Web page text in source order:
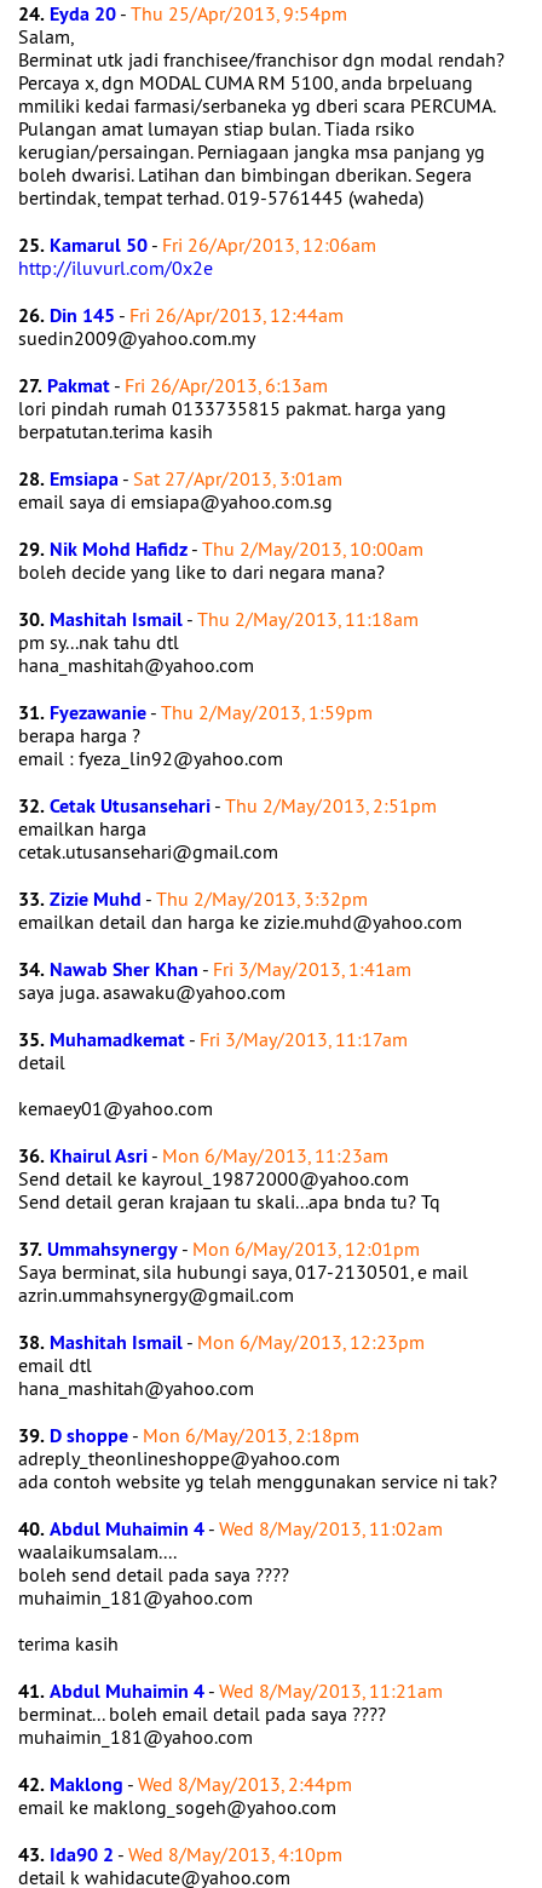
24. Eyda 20 - Thu 25/Apr/2013, 9:54pm
Salam,
Berminat utk jadi franchisee/franchisor dgn modal rendah?
Percaya x, dgn MODAL CUMA RM 5100, anda brpeluang
mmiliki kedai farmasi/serbaneka yg dberi scara PERCUMA.
Pulangan amat lumayan stiap bulan. Tiada rsiko
kerugian/persaingan. Perniagaan jangka msa panjang yg
boleh dwarisi. Latihan dan bimbingan dberikan. Segera
bertindak, tempat terhad. 019-5761445 (waheda)
25. Kamarul 50 - Fri 26/Apr/2013, 12:06am
http://iluvurl.com/0x2e
26. Din 145 - Fri 26/Apr/2013, 12:44am
suedin2009@yahoo.com.my
27. Pakmat - Fri 26/Apr/2013, 6:13am
lori pindah rumah 0133735815 pakmat. harga yang
berpatutan.terima kasih
28. Emsiapa - Sat 27/Apr/2013, 3:01am
email saya di emsiapa@yahoo.com.sg
29. Nik Mohd Hafidz - Thu 2/May/2013, 10:00am
boleh decide yang like to dari negara mana?
30. Mashitah Ismail - Thu 2/May/2013, 11:18am
pm sy...nak tahu dtl
hana_mashitah@yahoo.com
31. Fyezawanie - Thu 2/May/2013, 1:59pm
berapa harga ?
email : fyeza_lin92@yahoo.com
32.Cetak Utusansehari - Thu 2/May/2013, 2:51pm
emailkan harga
cetak.utusansehari@gmail.com
33.Zizie Muhd - Thu 2/May/2013, 3:32pm
emailkan detail dan harga ke zizie.muhd@yahoo.com
34. Nawab Sher Khan - Fri 3/May/2013, 1:41am
saya juga. asawaku@yahoo.com
35. Muhamadkemat - Fri 3/May/2013, 11:17am
detail
kemaey01@yahoo.com
36. Khairul Asri - Mon 6/May/2013, 11:23am
Send detail ke kayroul_19872000@yahoo.com
Send detail geran krajaan tu skali...apa bnda tu? Tq
37.Ummahsynergy - Mon 6/May/2013, 12:01pm
Saya berminat, sila hubungi saya, 017-2130501, e mail
azrin.ummahsynergy@gmail.com
38. Mashitah Ismail - Mon 6/May/2013, 12:23pm
email dtl
hana_mashitah@yahoo.com
39. D shoppe - Mon 6/May/2013, 2:18pm
adreply_theonlineshoppe@yahoo.com
ada contoh website yg telah menggunakan service ni tak?
40.Abdul Muhaimin 4 - Wed 8/May/2013, 11:02am
waalaikumsalam....
boleh send detail pada saya ????
muhaimin_181@yahoo.com
terima kasih
41.Abdul Muhaimin 4 - Wed 8/May/2013, 11:21am
berminat... boleh email detail pada saya ????
muhaimin_181@yahoo.com
42. Maklong - Wed 8/May/2013, 2:44pm
email ke maklong_sogeh@yahoo.com
43. Ida90 2 - Wed 8/May/2013, 4:10pm
detail k wahidacute@yahoo.com